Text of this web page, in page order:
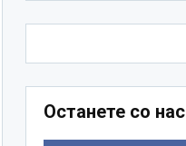
Останете со нас